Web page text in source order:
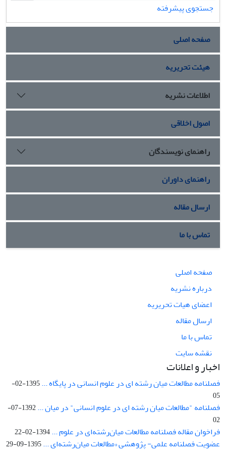
جستجوی پیشرفته
صفحه اصلی
هیئت تحریریه
اطلاعات نشریه
اصول اخلاقی
راهنمای نویسندگان
راهنمای داوران
ارسال مقاله
تماس با ما
صفحه اصلی
درباره نشریه
اعضای هیات تحریریه
ارسال مقاله
تماس با ما
نقشه سایت
اخبار و اعلانات
فصلنامه مطالعات میان رشته ای در علوم انسانی در پایگاه ...
1395-02-
05
فصلنامه "مطالعات میان رشته ای در علوم انسانی" در میان ...
1392-07-
02
فراخوان مقاله فصلنامه مطالعات میان‌رشته‌ای در علوم ...1394-02-22
عضویت فصلنامه علمی- پژوهشی «مطالعات میان‌رشته‌ای ...1395-09-29